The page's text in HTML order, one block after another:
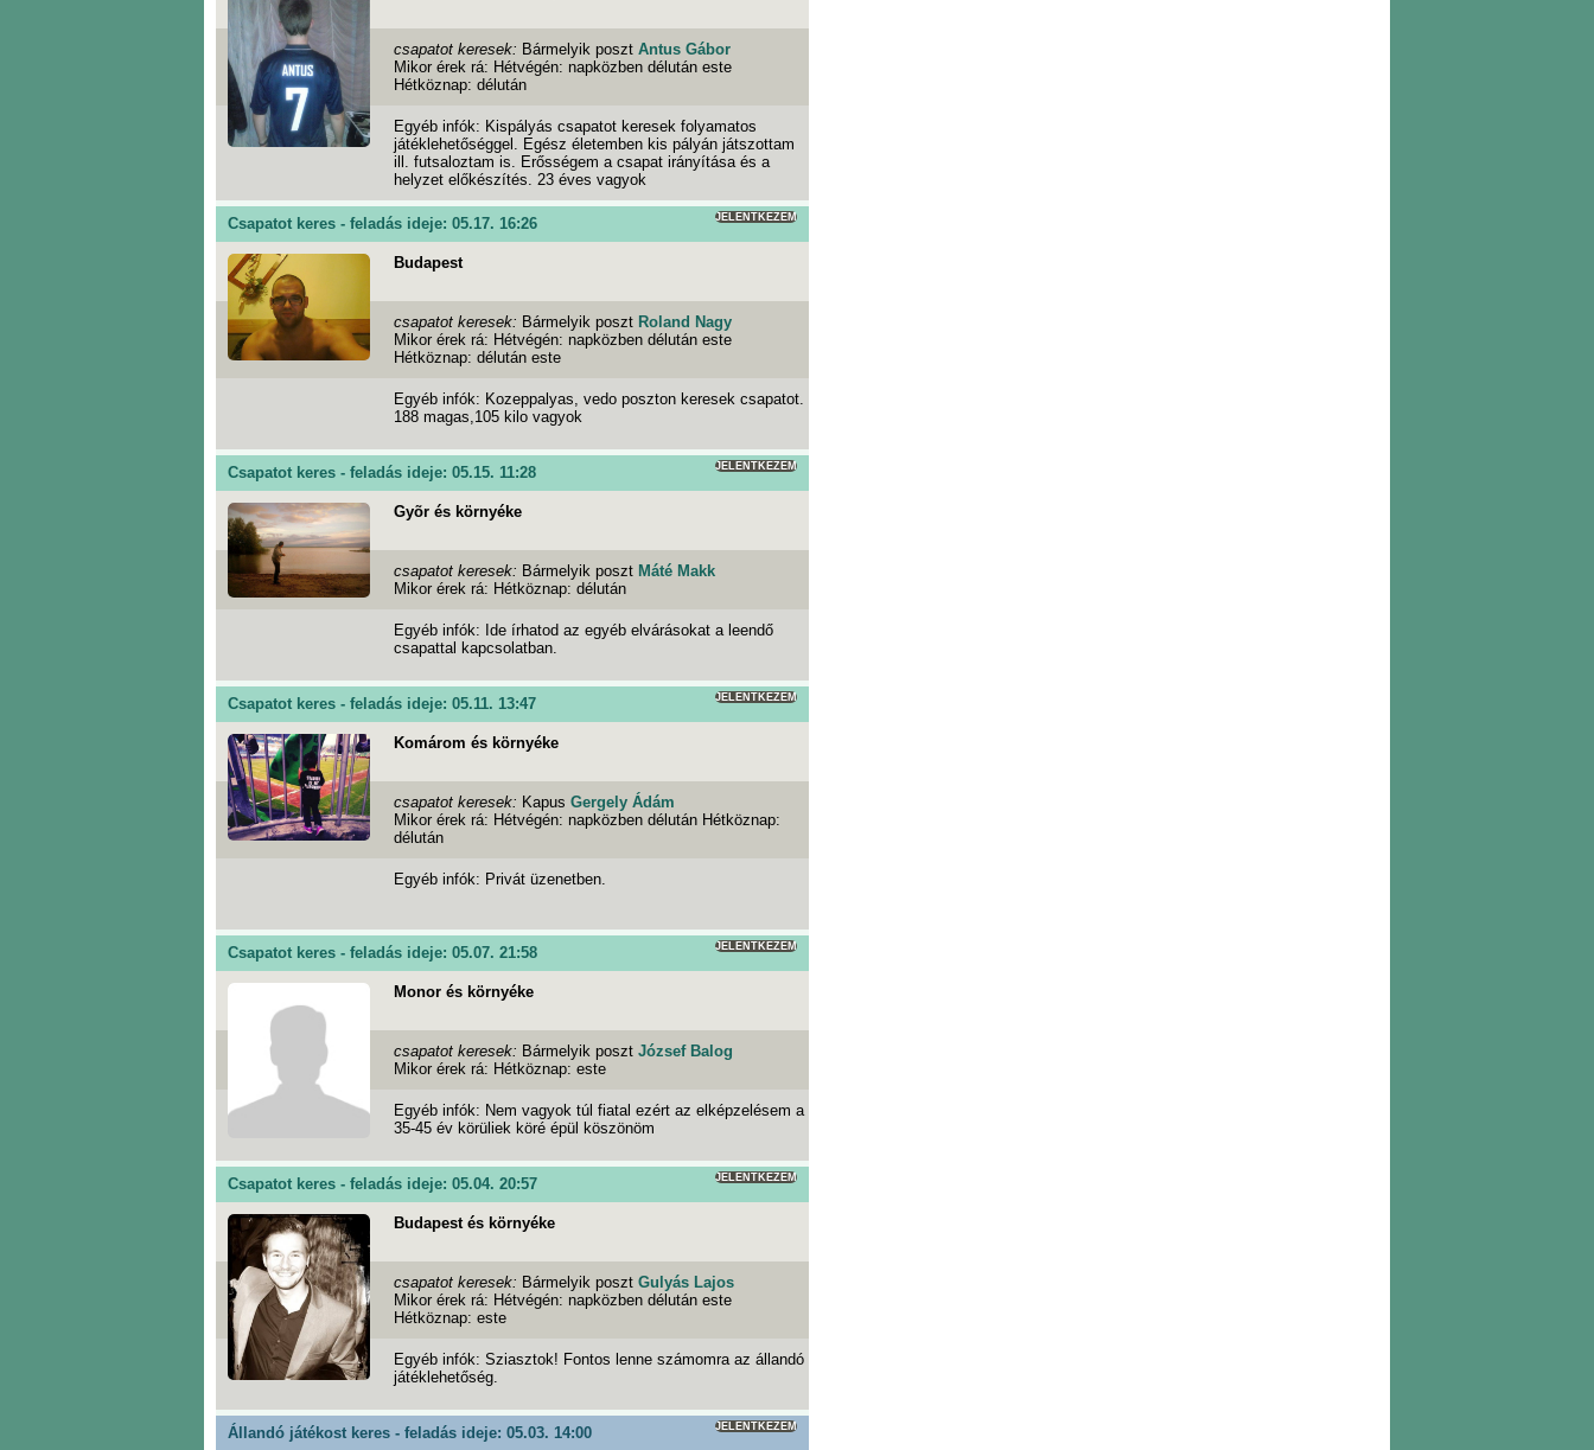
csapatot keresek: Bármelyik poszt Antus Gábor
Mikor érek rá: Hétvégén: napközben délután este
Hétköznap: délután
Egyéb infók: Kispályás csapatot keresek folyamatos
játéklehetőséggel. Egész életemben kis pályán játszottam
ill. futsaloztam is. Erősségem a csapat irányítása és a
helyzet előkészítés. 23 éves vagyok
Csapatot keres - feladás ideje: 05.17. 16:26 JELENTKEZEM
Budapest
csapatot keresek: Bármelyik poszt Roland Nagy
Mikor érek rá: Hétvégén: napközben délután este
Hétköznap: délután este
Egyéb infók: Kozeppalyas, vedo poszton keresek csapatot.
188 magas,105 kilo vagyok
Csapatot keres - feladás ideje: 05.15. 11:28 JELENTKEZEM
Gyõr és környéke
csapatot keresek: Bármelyik poszt Máté Makk
Mikor érek rá: Hétköznap: délután
Egyéb infók: Ide írhatod az egyéb elvárásokat a leendő
csapattal kapcsolatban.
Csapatot keres - feladás ideje: 05.11. 13:47 JELENTKEZEM
Komárom és környéke
csapatot keresek: Kapus Gergely Ádám
Mikor érek rá: Hétvégén: napközben délután Hétköznap:
délután
Egyéb infók: Privát üzenetben.
Csapatot keres - feladás ideje: 05.07. 21:58 JELENTKEZEM
Monor és környéke
csapatot keresek: Bármelyik poszt József Balog
Mikor érek rá: Hétköznap: este
Egyéb infók: Nem vagyok túl fiatal ezért az elképzelésem a
35-45 év körüliek köré épül köszönöm
Csapatot keres - feladás ideje: 05.04. 20:57 JELENTKEZEM
Budapest és környéke
csapatot keresek: Bármelyik poszt Gulyás Lajos
Mikor érek rá: Hétvégén: napközben délután este
Hétköznap: este
Egyéb infók: Sziasztok! Fontos lenne számomra az állandó
játéklehetőség.
Állandó játékost keres - feladás ideje: 05.03. 14:00 JELENTKEZEM